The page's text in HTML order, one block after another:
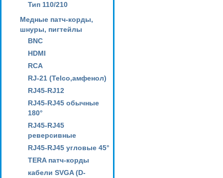
Тип 110/210
Медные патч-корды,
шнуры, пигтейлы
BNC
HDMI
RCA
RJ-21 (Telco,амфенол)
RJ45-RJ12
RJ45-RJ45 обычные
180°
RJ45-RJ45
реверсивные
RJ45-RJ45 угловые 45°
TERA патч-корды
кабели SVGA (D-